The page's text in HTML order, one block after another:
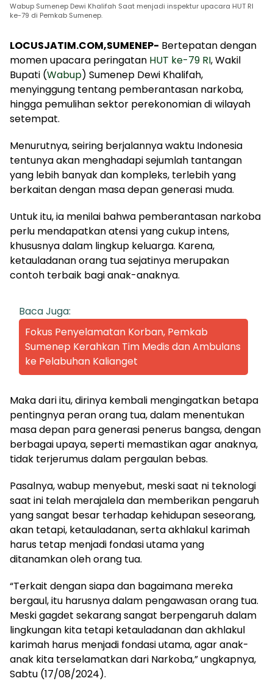
Wabup Sumenep Dewi Khalifah Saat menjadi inspektur upacara HUT RI
ke-79 di Pemkab Sumenep.
LOCUSJATIM.COM,SUMENEP- Bertepatan dengan
momen upacara peringatan HUT ke-79 RI, Wakil
Bupati (Wabup) Sumenep Dewi Khalifah,
menyinggung tentang pemberantasan narkoba,
hingga pemulihan sektor perekonomian di wilayah
setempat.
Menurutnya, seiring berjalannya waktu Indonesia
tentunya akan menghadapi sejumlah tantangan
yang lebih banyak dan kompleks, terlebih yang
berkaitan dengan masa depan generasi muda.
Untuk itu, ia menilai bahwa pemberantasan narkoba
perlu mendapatkan atensi yang cukup intens,
khususnya dalam lingkup keluarga. Karena,
ketauladanan orang tua sejatinya merupakan
contoh terbaik bagi anak-anaknya.
Baca Juga:
Fokus Penyelamatan Korban, Pemkab
Sumenep Kerahkan Tim Medis dan Ambulans
ke Pelabuhan Kalianget
Maka dari itu, dirinya kembali mengingatkan betapa
pentingnya peran orang tua, dalam menentukan
masa depan para generasi penerus bangsa, dengan
berbagai upaya, seperti memastikan agar anaknya,
tidak terjerumus dalam pergaulan bebas.
Pasalnya, wabup menyebut, meski saat ni teknologi
saat ini telah merajalela dan memberikan pengaruh
yang sangat besar terhadap kehidupan seseorang,
akan tetapi, ketauladanan, serta akhlakul karimah
harus tetap menjadi fondasi utama yang
ditanamkan oleh orang tua.
“Terkait dengan siapa dan bagaimana mereka
bergaul, itu harusnya dalam pengawasan orang tua.
Meski gagdet sekarang sangat berpengaruh dalam
lingkungan kita tetapi ketauladanan dan akhlakul
karimah harus menjadi fondasi utama, agar anak-
anak kita terselamatkan dari Narkoba,” ungkapnya,
Sabtu (17/08/2024).